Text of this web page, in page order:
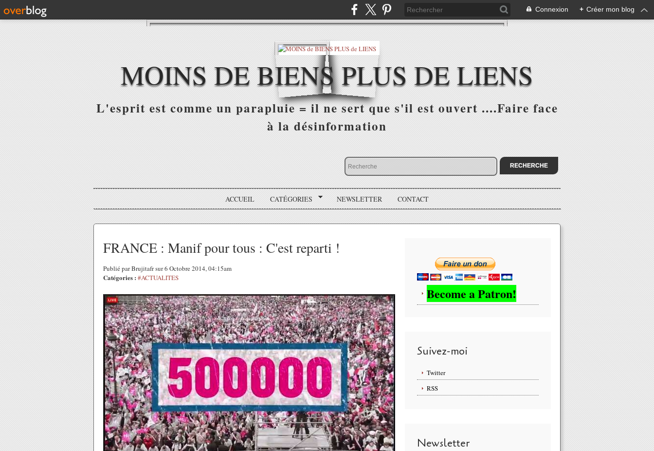
Connexion + Créer mon blog
MOINS DE BIENS PLUS DE LIENS
L'esprit est comme un parapluie = il ne sert que s'il est ouvert ....Faire face
à la désinformation
ACCUEIL CATÉGORIES NEWSLETTER CONTACT
FRANCE : Manif pour tous : C'est reparti !
Publié par Brujitafr sur 6 Octobre 2014, 04:15am
Catégories : #ACTUALITES
Become a Patron!
Suivez-moi
Twitter
RSS
Newsletter